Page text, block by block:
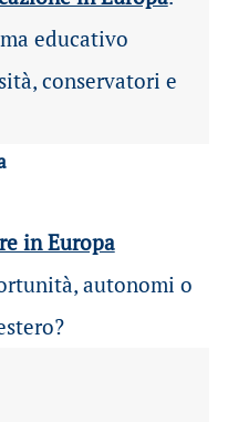
educativo
conservatori e
in Europa
autonomi o